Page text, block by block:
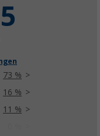
73 %
16 %
11 %